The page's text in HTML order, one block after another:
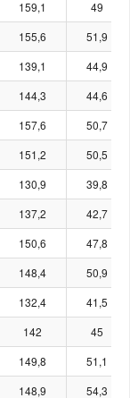
159,1
49
155,6
51,9
139,1
44,9
144,3
44,6
157,6
50,7
151,2
50,5
130,9
39,8
137,2
42,7
150,6
47,8
148,4
50,9
132,4
41,5
142
45
149,8
51,1
148,9 54,3